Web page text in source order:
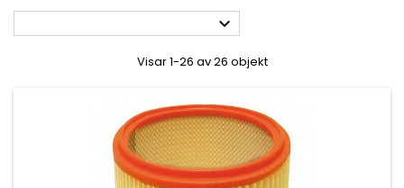

Visar 1-26 av 26 objekt